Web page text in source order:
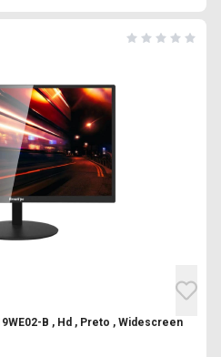
Monitor Led 19 Brazil Pc BPC-19WE02-B , Hd , Preto , Widescreen